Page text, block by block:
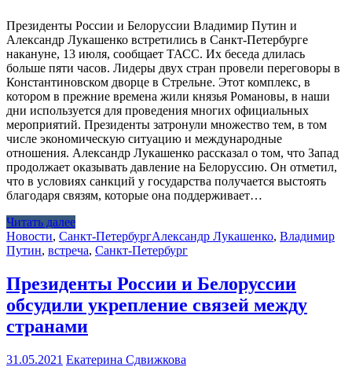
Президенты России и Белоруссии Владимир Путин и
Александр Лукашенко встретились в Санкт-Петербурге
накануне, 13 июля, сообщает ТАСС. Их беседа длилась
больше пяти часов. Лидеры двух стран провели переговоры в
Константиновском дворце в Стрельне. Этот комплекс, в
котором в прежние времена жили князья Романовы, в наши
дни используется для проведения многих официальных
мероприятий. Президенты затронули множество тем, в том
числе экономическую ситуацию и международные
отношения. Александр Лукашенко рассказал о том, что Запад
продолжает оказывать давление на Белоруссию. Он отметил,
что в условиях санкций у государства получается выстоять
благодаря связям, которые она поддерживает…
Читать далее
Новости, Санкт-ПетербургАлександр Лукашенко, Владимир
Путин, встреча, Санкт-Петербург
Президенты России и Белоруссии
обсудили укрепление связей между
странами
31.05.2021 Екатерина Сдвижкова